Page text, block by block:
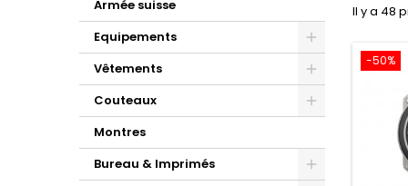
Armée suisse
Equipements
Vêtements
Couteaux
Montres
Bureau & Imprimés
Il y a 48
-50%